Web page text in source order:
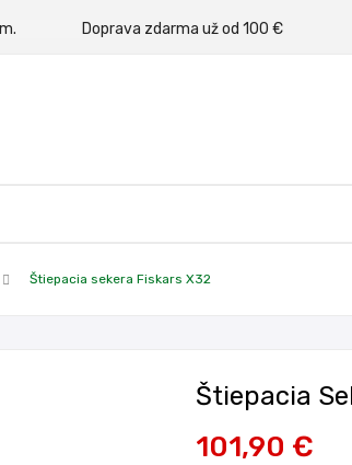
Doprava zdarma už od 100 €
Štiepacia sekera Fiskars X32
Štiepacia
101,90 €